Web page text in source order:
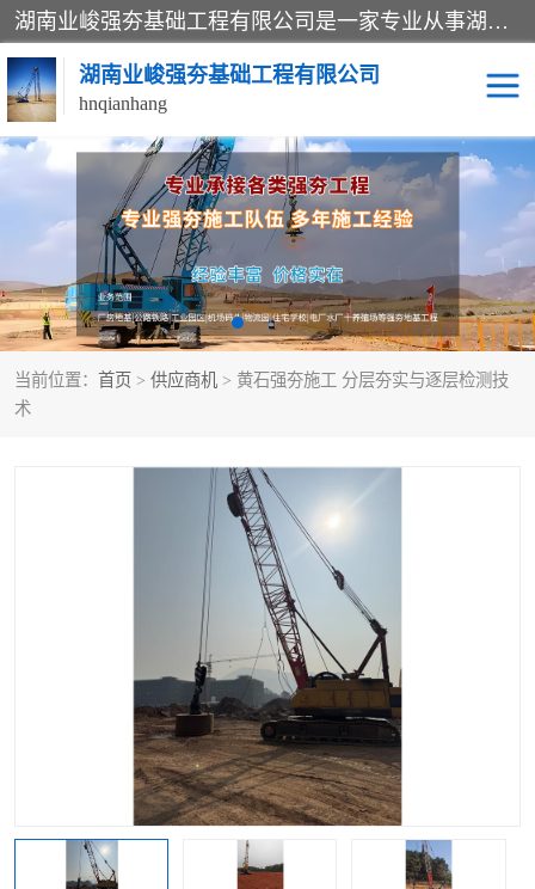
湖南业峻强夯基础工程有限公司是一家专业从事湖南强夯基础工程、强夯机租赁，地基处理的施工单位。业务覆盖：湖南、广东，江西等地。可承接1000KN.m-25000KN.m强夯（置换）工程。公司创始人是国内较早期从事强夯施工的建设者，经过多年的一步一个脚印的发展，在行业内具有较高的度和良好的口碑。
湖南业峻强夯基础工程有限公司
hnqianhang
当前位置： 首页 > 供应商机 > 黄石强夯施工 分层夯实与逐层检测技
术
强夯施工案例 强夯机租赁
强夯施工工程 强夯施工队伍
强夯队伍